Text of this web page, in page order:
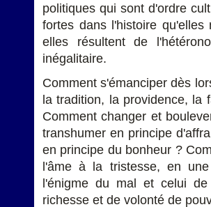
politiques qui sont d'ordre
fortes dans l'histoire
elles résultent de
inégalitaire.
Comment s'émanciper dès
la tradition, la providence, la
Comment changer et
transhumer en principe
en principe du bonheur ?
l'âme à la tristesse, en
l'énigme du mal et celui
richesse et de volonté de